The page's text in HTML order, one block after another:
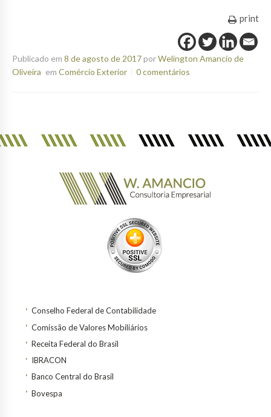
print
Publicado em 8 de agosto de 2017porWelington Amancio de
Oliveira em Comércio Exterior 0 comentários
Conselho Federal de Contabilidade
Comissão de Valores Mobiliários
Receita Federal do Brasil
IBRACON
Banco Central do Brasil
Bovespa